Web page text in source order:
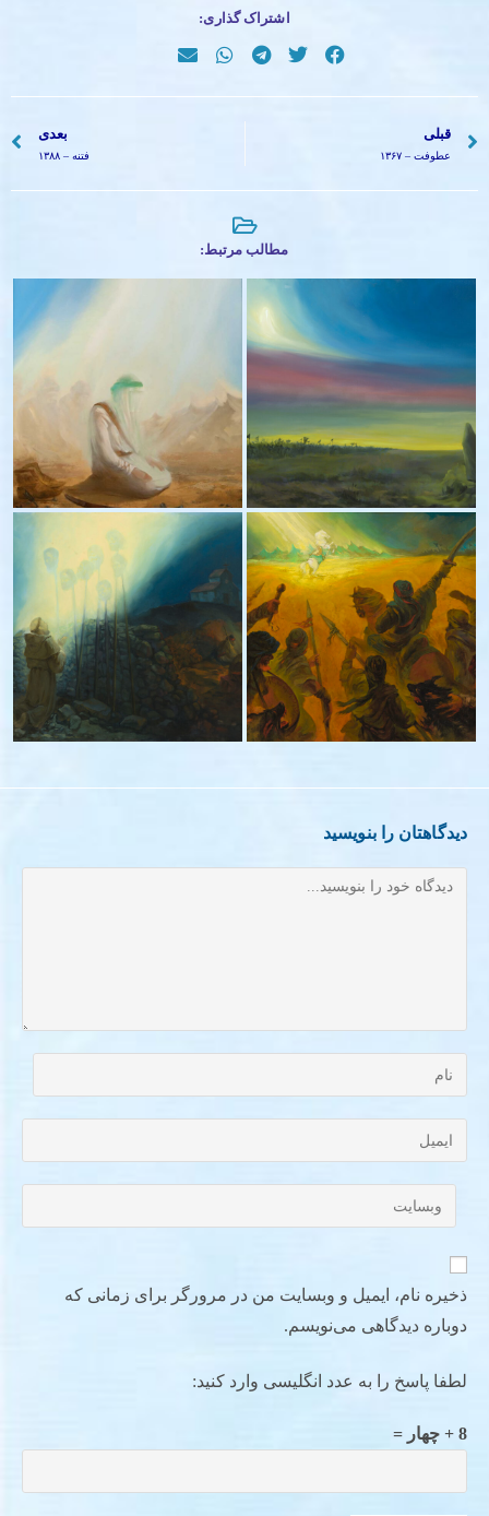
اشتراک گذاری:
قبلی
عطوفت – ۱۳۶۷
بعدی
فتنه – ۱۳۸۸
مطالب مرتبط:
همیشه در نماز – ۱۳۹۴
خیمه¬های نورانی- ۱۴۰۰ نور هدایت – ۱۳۹۴-۱۳۹۸
دیدگاهتان را بنویسید
ذخیره نام، ایمیل و وبسایت من در مرورگر برای زمانی که
دوباره دیدگاهی می‌نویسم.
لطفا پاسخ را به عدد انگلیسی وارد کنید:
8 + چهار =